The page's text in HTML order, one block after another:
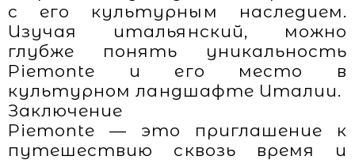
с его культурным наследием.
Изучая итальянский, можно
глубже понять уникальность
Piemonte и его место в
культурном ландшафте Италии.
Заключение
Piemonte — это приглашение к
путешествию сквозь время и